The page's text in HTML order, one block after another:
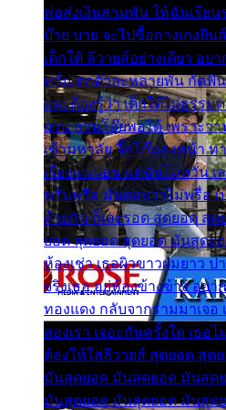
พ่อส่งเงินสามพัน ให้ฉันเรีย
บ๊าย บาย จะไปซื้อกางเกงยีน
เด็กใต้ ลีวายส์อย่างเดียว อย
หวั่น ตกตัวละหลายพัน กัดฟัน
และต้องรู้ว่า เด็กใต้ไม่ธรรม
ยวน กวนโอ๊ยพอได้ เพราะว่
เข้ามหาลัย จิ๊กโก๊มองหน้า ท่
เรื่องแน่นอน แต่ฉันไม่หวั่น เ
พรั่นพรือ มันตอบว่าไม่พรื่อ เ
ด้วยกัน ก็เลยรอด สุดยอด สุ
ยอด สุดยอด สุดยอด มันสุดย
ห้องเช่า เธอผิวขาวผมยาว
จริงเธอ อยู่ห้องข้างข้าง อยา
ทองแดง กลับจากรามมาเจ
สองเรา เจอะกันครั้งใด เธอ
ต้องให้ใส่ลีวายส์ สุดยอด สุ
มันสุดยอด มันสุดยอด มันสุด
มันสุดยอด มันสุดยอด มันสุด